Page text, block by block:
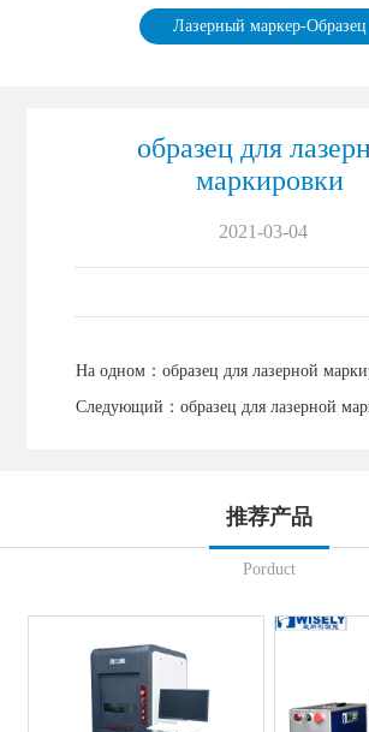
Лазерный маркер-Oбразец
образец для
маркировки
2021-03-04
На одном： образец для лазерной
Следующий： образец для лазерной
推荐产品
Porduct